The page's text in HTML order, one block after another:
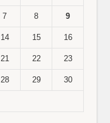
7 8 9
14 15 16
21 22 23
28 29 30